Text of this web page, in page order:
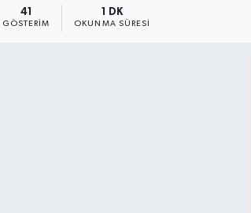
41
GÖSTERIM
1 DK
OKUNMA SÜRESI